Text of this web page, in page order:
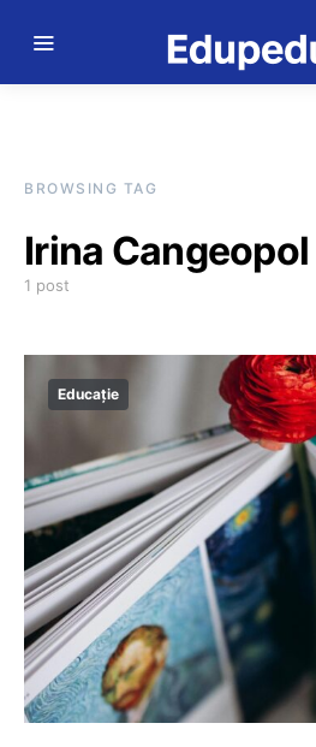
BROWSING TAG
Irina Cangeopol
1 post
Educație